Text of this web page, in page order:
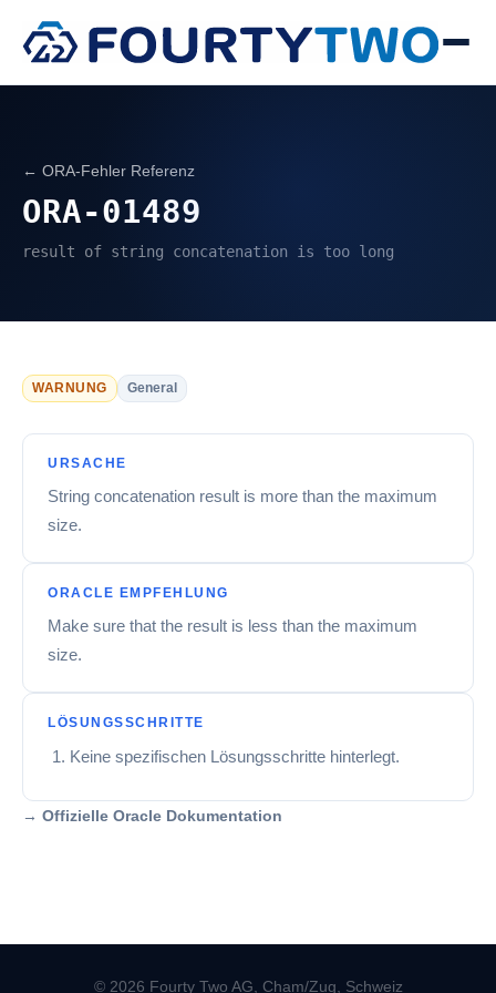
← ORA-Fehler Referenz
ORA-01489
result of string concatenation is too long
WARNUNG General
URSACHE
String concatenation result is more than the maximum
size.
ORACLE EMPFEHLUNG
Make sure that the result is less than the maximum
size.
LÖSUNGSSCHRITTE
Keine spezifischen Lösungsschritte hinterlegt.
→ Offizielle Oracle Dokumentation
© 2026 Fourty Two AG, Cham/Zug, Schweiz